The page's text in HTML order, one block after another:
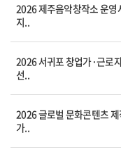
2026 제주음악창작소 운영
지..
2026 서귀포 창업가·근로
선..
2026 글로벌 문화콘텐츠
가..